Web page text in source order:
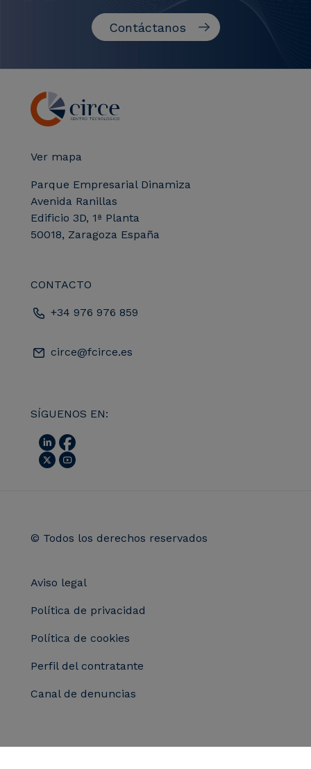
Contáctanos
Ver mapa
Parque Empresarial Dinamiza
Avenida Ranillas
Edificio 3D, 1ª Planta
50018, Zaragoza España
CONTACTO
+34 976 976 859
circe@fcirce.es
SÍGUENOS EN:
© Todos los derechos reservados
Aviso legal
Política de privacidad
Política de cookies
Perfil del contratante
Canal de denuncias